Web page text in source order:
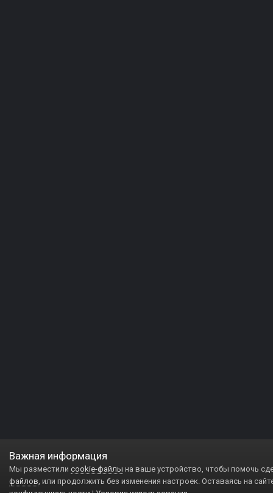
Важная информация
Мы разместили cookie-файлы на ваше устройство, чтобы помочь
файлов, или продолжить без изменения настроек. Оставаясь на